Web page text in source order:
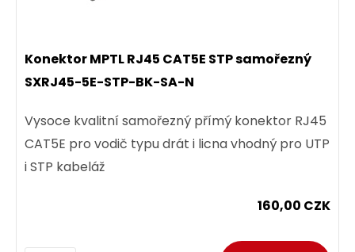
Konektor MPTL RJ45 CAT5E STP samořezný
SXRJ45-5E-STP-BK-SA-N
Vysoce kvalitní samořezný přímý konektor RJ45
CAT5E pro vodič typu drát i licna vhodný pro UTP
i STP kabeláž
160,00 CZK